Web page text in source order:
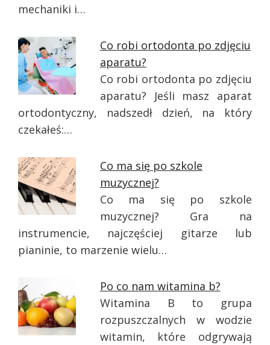
mechaniki i…
Co robi ortodonta po zdjęciu
aparatu?
Co robi ortodonta po zdjęciu
aparatu? Jeśli masz aparat
ortodontyczny, nadszedł dzień, na który
czekałeś:…
Co ma się po szkole
muzycznej?
Co ma się po szkole
muzycznej? Gra na
instrumencie, najczęściej gitarze lub
pianinie, to marzenie wielu…
Po co nam witamina b?
Witamina B to grupa
rozpuszczalnych w wodzie
witamin, które odgrywają